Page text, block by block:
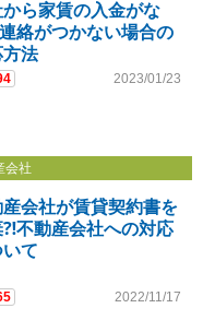
ら家賃の入金がな
絡がつかない場合の
法
2023/01/23
会社
会社が賃貸契約書を
不動産会社への対応
て
2022/11/17